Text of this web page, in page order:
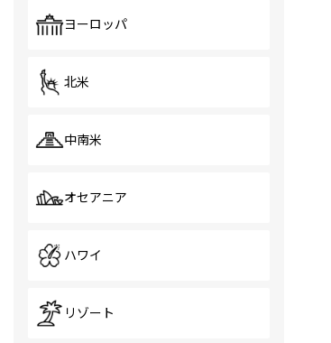
ヨーロッパ
北米
中南米
オセアニア
ハワイ
リゾート